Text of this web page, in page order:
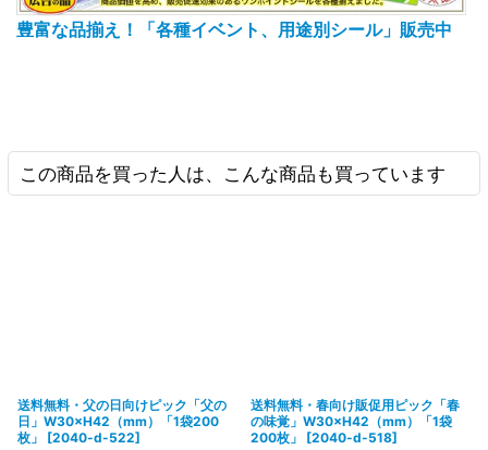
豊富な品揃え！「各種イベント、用途別シール」販売中
この商品を買った人は、こんな商品も買っています
送料無料・父の日向けピック「父の
日」W30×H42（mm）「1袋200
枚」
[2040-d-522]
送料無料・春向け販促用ピック「春
の味覚」W30×H42（mm）「1袋
200枚」
[2040-d-518]